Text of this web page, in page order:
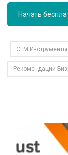
Начать
CLM Инструменты
Рекомендации